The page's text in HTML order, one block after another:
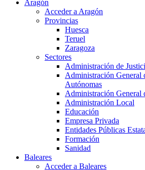
Aragón
Acceder a Aragón
Provincias
Huesca
Teruel
Zaragoza
Sectores
Administración de
Administración General
Autónomas
Administración General
Administración Local
Educación
Empresa Privada
Entidades Públicas
Formación
Sanidad
Baleares
Acceder a Baleares